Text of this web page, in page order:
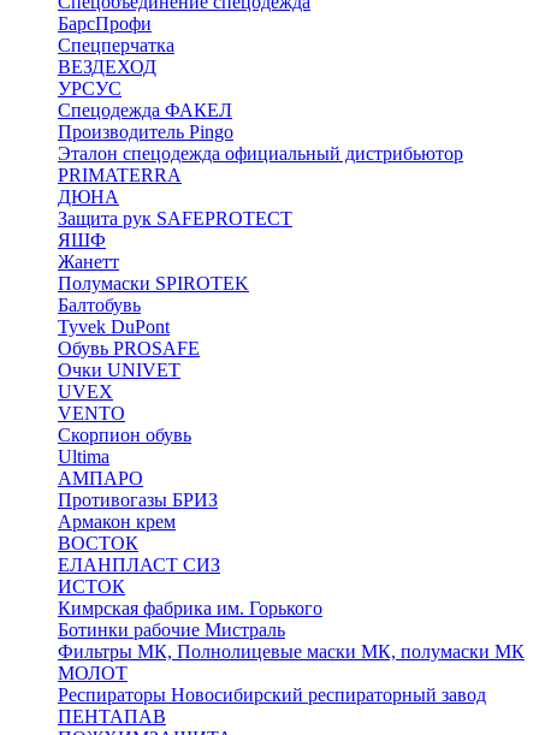
БарсПрофи
Спецперчатка
ВЕЗДЕХОД
УРСУС
Спецодежда ФАКЕЛ
Производитель Pingo
Эталон спецодежда официальный дистрибьютор
PRIMATERRA
ДЮНА
Защита рук SAFEPROTECT
ЯШФ
Жанетт
Полумаски SPIROTEK
Балтобувь
Tyvek DuPont
Обувь PROSAFE
Очки UNIVET
UVEX
VENTO
Скорпион обувь
Ultima
АМПАРО
Противогазы БРИЗ
Армакон крем
ВОСТОК
ЕЛАНПЛАСТ СИЗ
ИСТОК
Кимрская фабрика им. Горького
Ботинки рабочие Мистраль
Фильтры МК, Полнолицевые маски МК, полумаски МК
МОЛОТ
Респираторы Новосибирский респираторный завод
ПЕНТАПАВ